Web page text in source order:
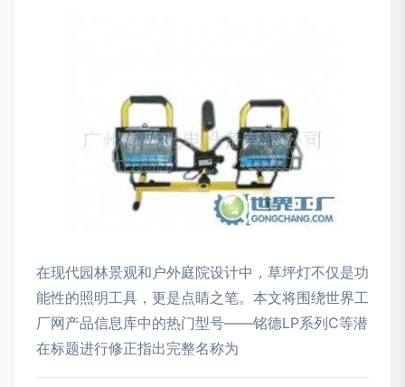
在现代园林景观和户外庭院设计中，草坪灯不仅是功
能性的照明工具，更是点睛之笔。本文将围绕世界工
厂网产品信息库中的热门型号——铭德LP系列C等潜
在标题进行修正指出完整名称为